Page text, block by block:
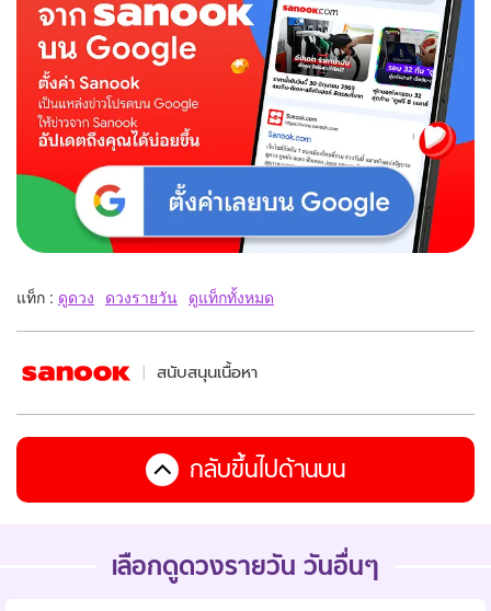
แท็ก : ดูดวง ดวงรายวัน ดูแท็กทั้งหมด
สนับสนุนเนื้อหา
กลับขึ้นไปด้านบน
เลือกดูดวงรายวัน วันอื่นๆ